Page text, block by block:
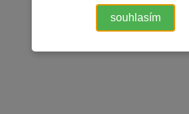
souhlasím